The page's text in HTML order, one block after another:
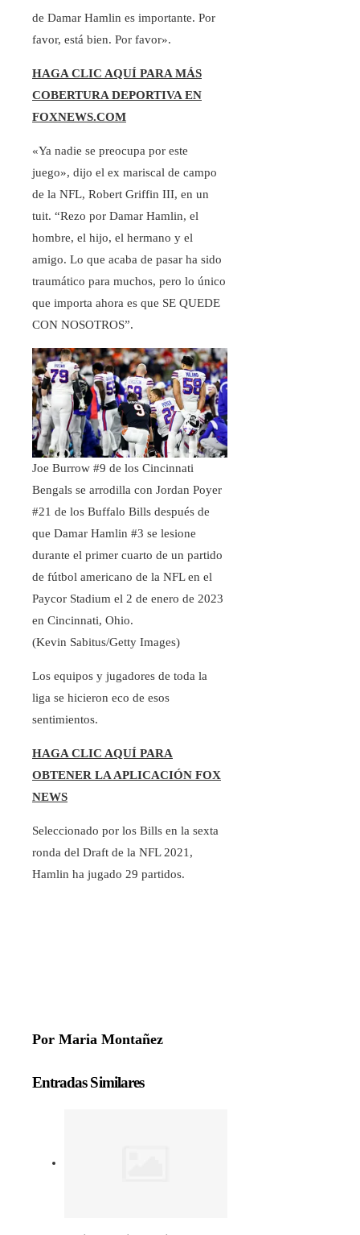
de Damar Hamlin es importante. Por
favor, está bien. Por favor».
HAGA CLIC AQUÍ PARA MÁS
COBERTURA DEPORTIVA EN
FOXNEWS.COM
«Ya nadie se preocupa por este
juego», dijo el ex mariscal de campo
de la NFL, Robert Griffin III, en un
tuit. “Rezo por Damar Hamlin, el
hombre, el hijo, el hermano y el
amigo. Lo que acaba de pasar ha sido
traumático para muchos, pero lo único
que importa ahora es que SE QUEDE
CON NOSOTROS”.
Joe Burrow #9 de los Cincinnati
Bengals se arrodilla con Jordan Poyer
#21 de los Buffalo Bills después de
que Damar Hamlin #3 se lesione
durante el primer cuarto de un partido
de fútbol americano de la NFL en el
Paycor Stadium el 2 de enero de 2023
en Cincinnati, Ohio.
(Kevin Sabitus/Getty Images)
Los equipos y jugadores de toda la
liga se hicieron eco de esos
sentimientos.
HAGA CLIC AQUÍ PARA
OBTENER LA APLICACIÓN FOX
NEWS
Seleccionado por los Bills en la sexta
ronda del Draft de la NFL 2021,
Hamlin ha jugado 29 partidos.
Por Maria Montañez
Entradas Similares